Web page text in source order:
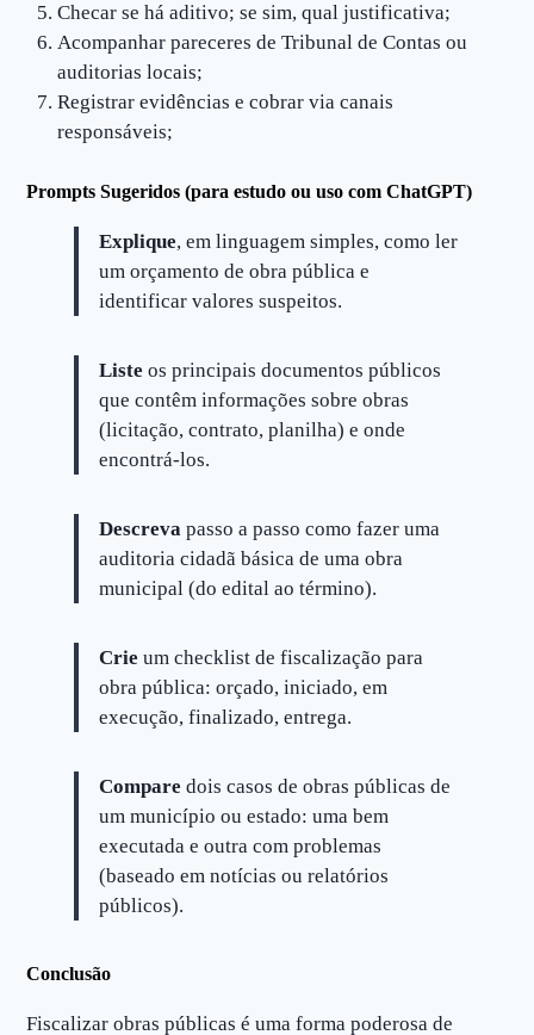
Checar se há aditivo; se sim, qual justificativa;
Acompanhar pareceres de Tribunal de Contas ou
auditorias locais;
Registrar evidências e cobrar via canais
responsáveis;
Prompts Sugeridos (para estudo ou uso com ChatGPT)
Explique, em linguagem simples, como ler
um orçamento de obra pública e
identificar valores suspeitos.
Liste os principais documentos públicos
que contêm informações sobre obras
(licitação, contrato, planilha) e onde
encontrá-los.
Descreva passo a passo como fazer uma
auditoria cidadã básica de uma obra
municipal (do edital ao término).
Crie um checklist de fiscalização para
obra pública: orçado, iniciado, em
execução, finalizado, entrega.
Compare dois casos de obras públicas de
um município ou estado: uma bem
executada e outra com problemas
(baseado em notícias ou relatórios
públicos).
Conclusão
Fiscalizar obras públicas é uma forma poderosa de